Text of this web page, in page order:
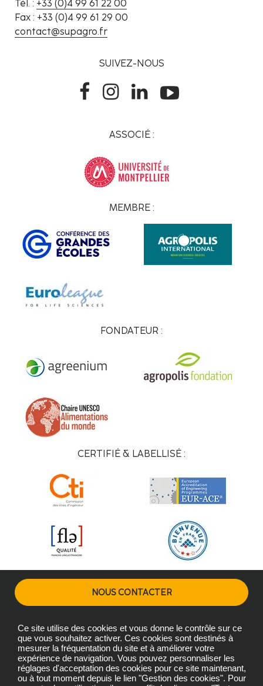
Tél. : +33 (0)4 99 61 22 00
Fax : +33 (0)4 99 61 29 00
contact@supagro.fr
SUIVEZ-NOUS
ASSOCIÉ :
MEMBRE :
FONDATEUR :
CERTIFIÉ & LABELLISÉ :
NOUS CONTACTER
Plans d'accès Mentions légales Gestion des cookies
Copyright © L'Institut Agro Montpellier 2026
Ce site utilise des cookies et vous donne le contrôle sur ce
que vous souhaitez activer. Ces cookies sont destinés à
mesurer la fréquentation du site et à améliorer votre
expérience de navigation. Vous pouvez personnaliser les
réglages d'acceptation des cookies pour ce site maintenant,
ou à tout moment depuis le lien "Gestion des cookies". Pour